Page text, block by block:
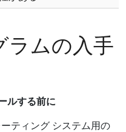
ラムの入手
ルする前に
ティング システム用の